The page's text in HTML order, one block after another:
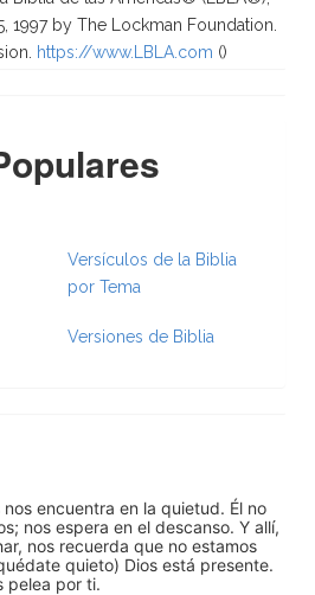
1997 by The Lockman Foundation.
https://www.LBLA.com ()
Versículos de la Biblia
por Tema
Versiones de Biblia
encuentra en la quietud. Él no
nos espera en el descanso. Y allí,
nos recuerda que no estamos
quieto) Dios está presente.
pelea por ti.